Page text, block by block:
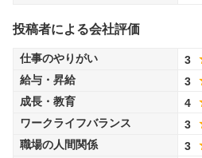
投稿者による会社評価
仕事のやりがい
3
給与・昇給
3
成長・教育
4
ワークライフバランス
3
職場の人間関係
3